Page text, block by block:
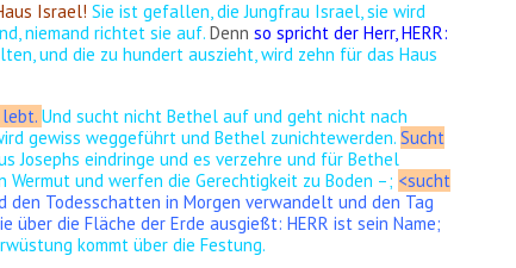
Israel! Sie ist gefallen, die Jungfrau Israel, sie wird
niemand richtet sie auf.Dennso spricht der Herr, HERR:
und die zu hundert auszieht, wird zehn für das Haus
lebt.Und sucht nicht Bethel auf und geht nicht nach
gewiss weggeführt und Bethel zunichtewerden.Sucht
Josephs eindringe und es verzehre und für Bethel
Wermut und werfen die Gerechtigkeit zu Boden –; <sucht
Todesschatten in Morgen verwandelt und den Tag
über die Fläche der Erde ausgießt:HERR ist sein Name;
kommt über die Festung.